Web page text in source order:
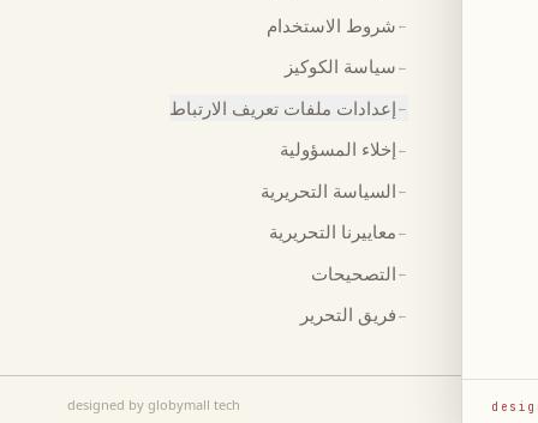
← شروط الاستخدام
← سياسة الكوكيز
← إعدادات ملفات تعريف الارتباط
← إخلاء المسؤولية
← السياسة التحريرية
← معاييرنا التحريرية
← التصحيحات
← فريق التحرير
designed by globymall tech